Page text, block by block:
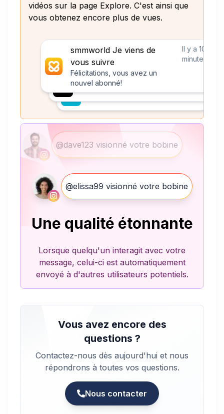
vidéos sur la page Explore. C'est ainsi que
vous obtenez encore plus de vues.
smmworld Je viens de
vous suivre
Félicitations, vous avez un
nouvel abonné!
Il y a 10
minutes
@dave123 visionné votre bobine
@elissa99 visionné votre bobine
Une qualité étonnante
Lorsque quelqu'un interagit avec votre
message, celui-ci est automatiquement
envoyé à d'autres utilisateurs potentiels.
Vous avez encore des
questions ?
Contactez-nous dès aujourd'hui et nous
répondrons à toutes vos questions.
Nous contacter